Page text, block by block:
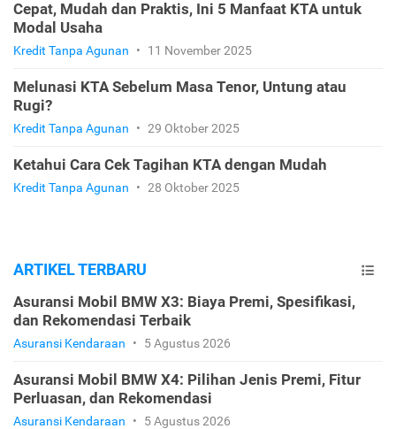
Cepat, Mudah dan Praktis, Ini 5 Manfaat KTA untuk
Modal Usaha
Kredit Tanpa Agunan • 11 November 2025
Melunasi KTA Sebelum Masa Tenor, Untung atau
Rugi?
Kredit Tanpa Agunan • 29 Oktober 2025
Ketahui Cara Cek Tagihan KTA dengan Mudah
Kredit Tanpa Agunan • 28 Oktober 2025
ARTIKEL TERBARU
Asuransi Mobil BMW X3: Biaya Premi, Spesifikasi,
dan Rekomendasi Terbaik
Asuransi Kendaraan • 5 Agustus 2026
Asuransi Mobil BMW X4: Pilihan Jenis Premi, Fitur
Perluasan, dan Rekomendasi
Asuransi Kendaraan • 5 Agustus 2026